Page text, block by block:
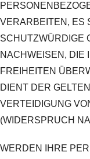
VERARBEITEN, ES
SCHUTZWÜRDIGE
NACHWEISEN, DIE
FREIHEITEN
DIENT DER
VERTEIDIGUNG
(WIDERSPRUCH
WERDEN IHRE